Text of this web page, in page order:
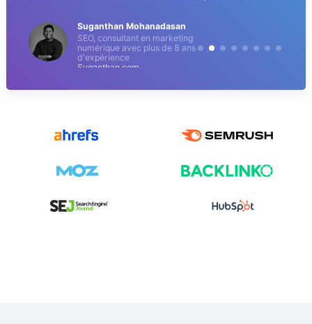
Suganthan Mohanadasan
SEO, consultant en marketing
numérique avec plus de 8 ans
d'expérience
Suganthan.com